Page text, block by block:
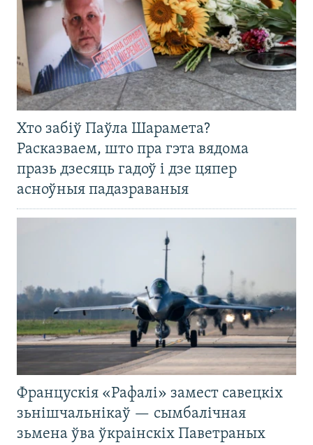
Хто забіў Паўла Шарамета?
Расказваем, што пра гэта вядома
празь дзесяць гадоў і дзе цяпер
асноўныя падазраваныя
Францускія «Рафалі» замест савецкіх
зьнішчальнікаў — сымбалічная
зьмена ўва ўкраінскіх Паветраных